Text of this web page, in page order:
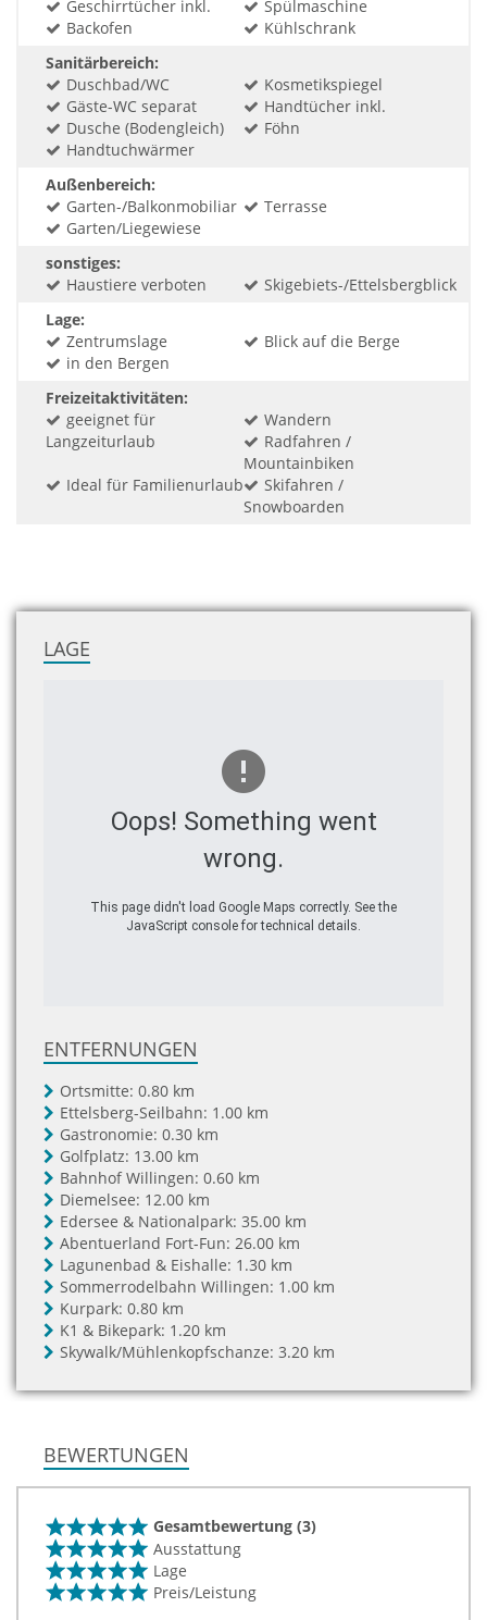
Geschirrtücher inkl.
Spülmaschine
Backofen
Kühlschrank
Sanitärbereich:
Duschbad/WC
Kosmetikspiegel
Gäste-WC separat
Handtücher inkl.
Dusche (Bodengleich)
Föhn
Handtuchwärmer
Außenbereich:
Garten-/Balkonmobiliar
Terrasse
Garten/Liegewiese
sonstiges:
Haustiere verboten
Skigebiets-/Ettelsbergblick
Lage:
Zentrumslage
Blick auf die Berge
in den Bergen
Freizeitaktivitäten:
geeignet für
Langzeiturlaub
Wandern
Radfahren /
Mountainbiken
Ideal für Familienurlaub
Skifahren /
Snowboarden
LAGE
Oops! Something went
wrong.
This page didn't load Google Maps correctly. See the
JavaScript console for technical details.
ENTFERNUNGEN
Ortsmitte: 0.80 km
Ettelsberg-Seilbahn: 1.00 km
Gastronomie: 0.30 km
Golfplatz: 13.00 km
Bahnhof Willingen: 0.60 km
Diemelsee: 12.00 km
Edersee & Nationalpark: 35.00 km
Abentuerland Fort-Fun: 26.00 km
Lagunenbad & Eishalle: 1.30 km
Sommerrodelbahn Willingen: 1.00 km
Kurpark: 0.80 km
K1 & Bikepark: 1.20 km
Skywalk/Mühlenkopfschanze: 3.20 km
BEWERTUNGEN
Gesamtbewertung (3)
Ausstattung
Lage
Preis/Leistung